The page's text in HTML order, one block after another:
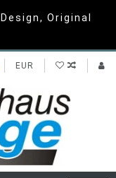
Original
EUR